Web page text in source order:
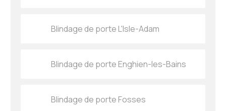
Blindage de porte L'Isle-Adam
Blindage de porte Enghien-les-Bains
Blindage de porte Fosses